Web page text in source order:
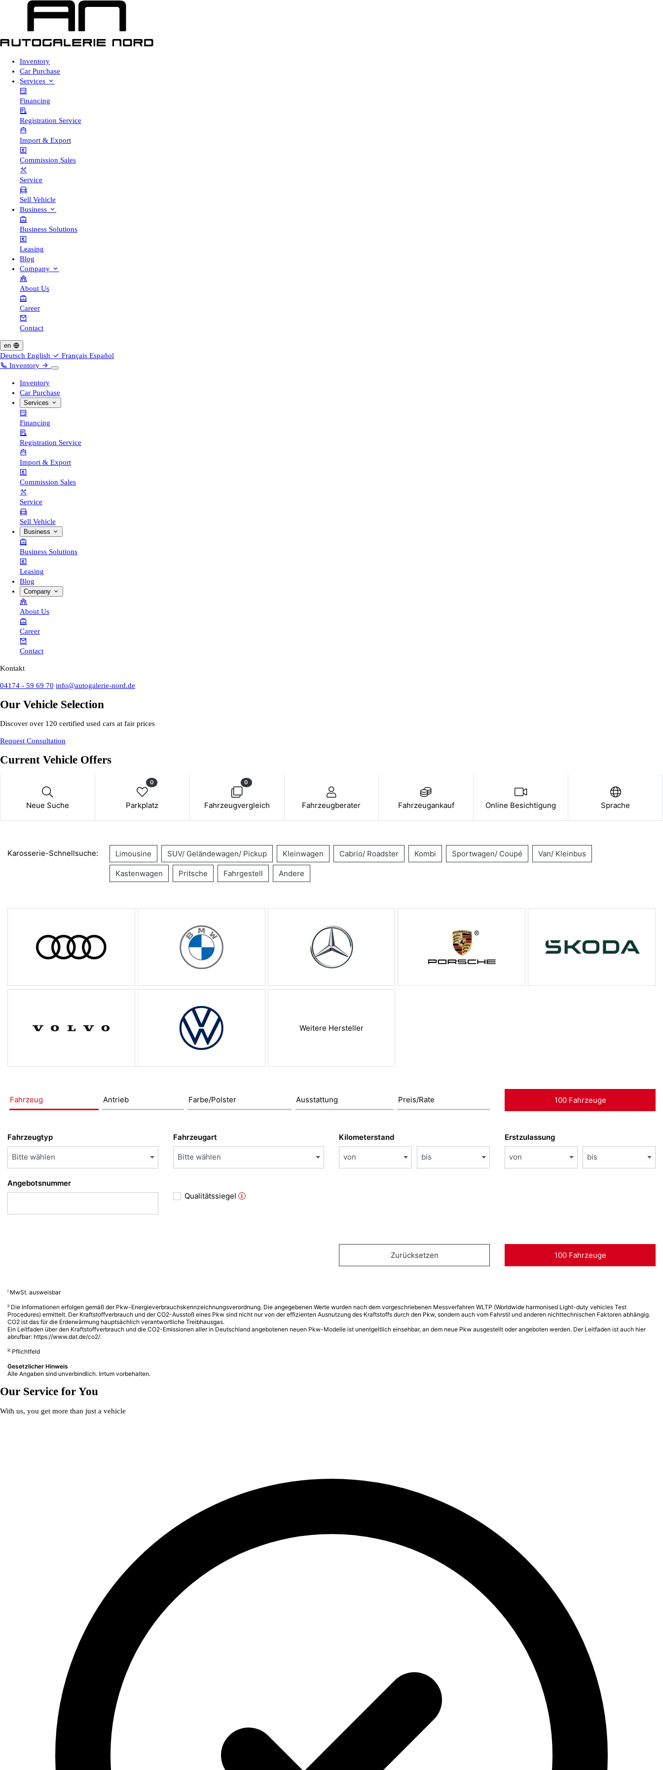
Inventory
Car Purchase
Services
Financing
Registration Service
Import & Export
Commission Sales
Service
Sell Vehicle
Business
Business Solutions
Leasing
Blog
Company
About Us
Career
Contact
en
Deutsch English Français Español
Inventory
Inventory
Car Purchase
Services
Financing
Registration Service
Import & Export
Commission Sales
Service
Sell Vehicle
Business
Business Solutions
Leasing
Blog
Company
About Us
Career
Contact
Kontakt
04174 - 59 69 70 info@autogalerie-nord.de
Our Vehicle Selection
Discover over 120 certified used cars at fair prices
Request Consultation
Current Vehicle Offers
Neue Suche Parkplatz
0
Fahrzeugvergleich
0
Fahrzeugberater Fahrzeugankauf Online Besichtigung Sprache
Karosserie-Schnellsuche: Limousine SUV/ Geländewagen/ Pickup Kleinwagen Cabrio/ Roadster Kombi Sportwagen/ Coupé Van/ Kleinbus
Kastenwagen Pritsche Fahrgestell Andere
Weitere Hersteller
Fahrzeug Antrieb Farbe/Polster Ausstattung Preis/Rate 100 Fahrzeuge
Fahrzeugtyp
Bitte wählen
Fahrzeugart
Bitte wählen
Kilometerstand
von bis
Erstzulassung
von bis
Angebotsnummer
Qualitätssiegel
100 Fahrzeuge
Zurücksetzen
i MwSt. ausweisbar
ii Die Informationen erfolgen gemäß der Pkw-Energieverbrauchskennzeichnungsverordnung. Die angegebenen Werte wurden nach dem vorgeschriebenen Messverfahren WLTP (Worldwide harmonised Light-duty vehicles Test
Procedures) ermittelt. Der Kraftstoffverbrauch und der CO2-Ausstoß eines Pkw sind nicht nur von der effizienten Ausnutzung des Kraftstoffs durch den Pkw, sondern auch vom Fahrstil und anderen nichttechnischen Faktoren abhängig.
CO2 ist das für die Erderwärmung hauptsächlich verantwortliche Treibhausgas.
Ein Leitfaden über den Kraftstoffverbrauch und die CO2-Emissionen aller in Deutschland angebotenen neuen Pkw-Modelle ist unentgeltlich einsehbar, an dem neue Pkw ausgestellt oder angeboten werden. Der Leitfaden ist auch hier
abrufbar: https://www.dat.de/co2/.
iii Pflichtfeld
Gesetzlicher Hinweis
Alle Angaben sind unverbindlich. Irrtum vorbehalten.
Our Service for You
With us, you get more than just a vehicle